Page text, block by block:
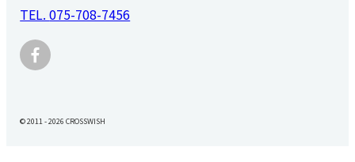
TEL.075-708-7456
© 2011 - 2026 CROSSWISH